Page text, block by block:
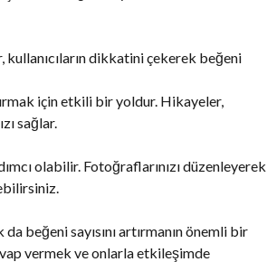
kullanıcıların dikkatini çekerek beğeni
için etkili bir yoldur. Hikayeler,
sağlar.
olabilir. Fotoğraflarınızı düzenleyerek
beğeni sayısını artırmanın önemli bir
vermek ve onlarla etkileşimde